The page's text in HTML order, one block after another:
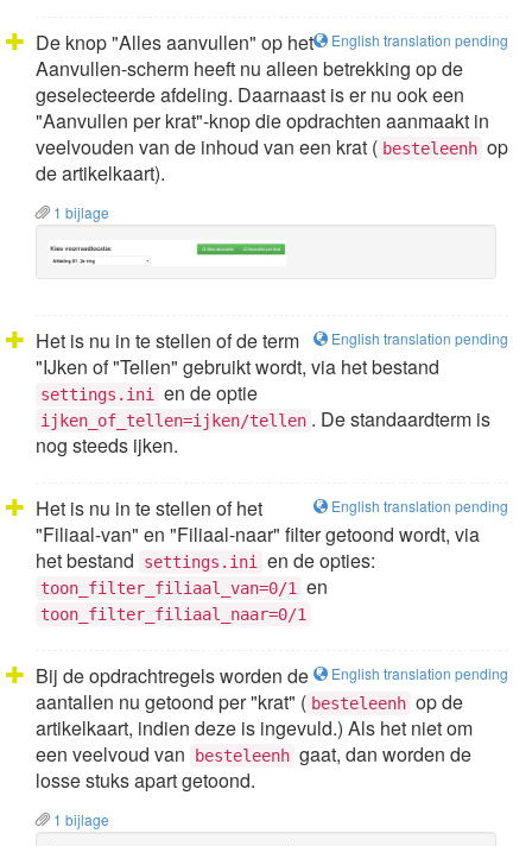
English translation pending
De knop "Alles aanvullen" op het
Aanvullen-scherm heeft nu alleen betrekking op de
geselecteerde afdeling. Daarnaast is er nu ook een
"Aanvullen per krat"-knop die opdrachten aanmaakt in
veelvouden van de inhoud van een krat ( besteleenh op
de artikelkaart).
1 bijlage
English translation pending
Het is nu in te stellen of de term
"IJken of "Tellen" gebruikt wordt, via het bestand
settings.ini en de optie
ijken_of_tellen=ijken/tellen . De standaardterm is
nog steeds ijken.
English translation pending
Het is nu in te stellen of het
"Filiaal-van" en "Filiaal-naar" filter getoond wordt, via
het bestand
settings.ini en de opties:
toon_filter_filiaal_van=0/1 en
toon_filter_filiaal_naar=0/1
English translation pending
Bij de opdrachtregels worden de
aantallen nu getoond per "krat" ( besteleenh op de
artikelkaart, indien deze is ingevuld.) Als het niet om
een veelvoud van
besteleenh gaat, dan worden de
losse stuks apart getoond.
1 bijlage